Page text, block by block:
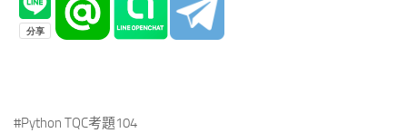
#Python TQC考題104